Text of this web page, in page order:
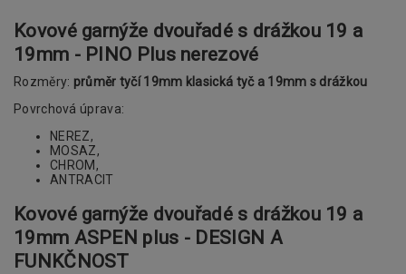
Kovové garnýže dvouřadé s drážkou 19 a
19mm - PINO Plus nerezové
Rozměry: průměr tyčí 19mm klasická tyč a 19mm s drážkou
Povrchová úprava:
NEREZ,
MOSAZ,
CHROM,
ANTRACIT
Kovové garnýže dvouřadé s drážkou 19 a
19mm ASPEN plus - DESIGN A
FUNKČNOST